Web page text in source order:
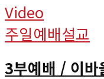
Video
주일예배설교
3부예배 / 이바